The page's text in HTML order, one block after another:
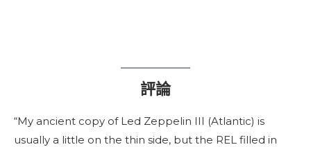
評論
“My ancient copy of Led Zeppelin III (Atlantic) is
usually a little on the thin side, but the REL filled in